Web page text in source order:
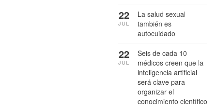
La salud sexual
también es
autocuidado
22
JUL
Seis de cada 10
médicos creen que la
inteligencia artificial
será clave para
organizar el
conocimiento científico
22
JUL